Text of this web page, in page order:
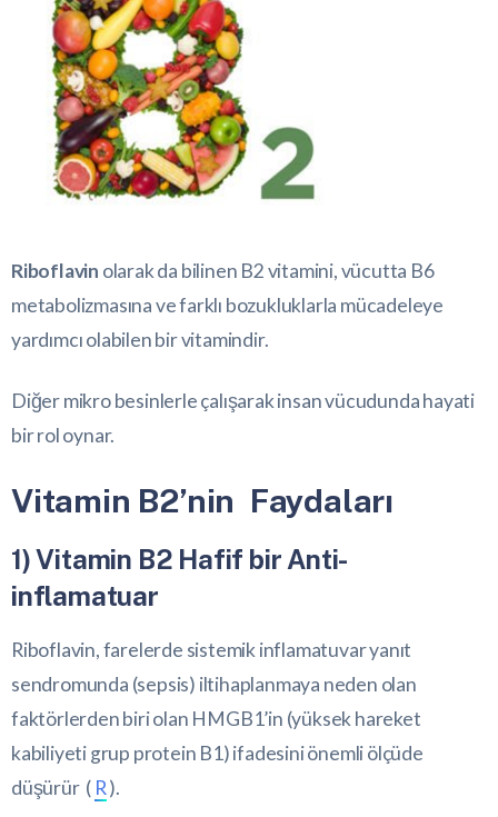
Riboflavin olarak da bilinen B2 vitamini, vücutta B6
metabolizmasına ve farklı bozukluklarla mücadeleye
yardımcı olabilen bir vitamindir.
Diğer mikro besinlerle çalışarak insan vücudunda hayati
bir rol oynar.
Vitamin B2’nin Faydaları
1) Vitamin B2 Hafif bir Anti-
inflamatuar
Riboflavin, farelerde sistemik inflamatuvar yanıt
sendromunda (sepsis) iltihaplanmaya neden olan
faktörlerden biri olan HMGB1’in (yüksek hareket
kabiliyeti grup protein B1) ifadesini önemli ölçüde
düşürür ( R).